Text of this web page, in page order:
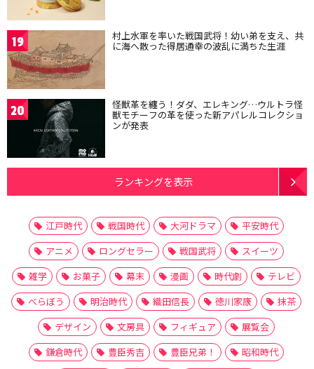
19 村上水軍を率いた戦国武将！幼い弟を支え、共
に海へ散った得居通幸の波乱に満ちた生涯
20 怪獣革を纏う！ダダ、エレキング…ウルトラ怪
獣モチーフの革を使った新アパレルコレクショ
ンが発表
ランキングを表示
江戸時代 戦国時代 大河ドラマ
平安時代
アニメ
ロングセラー 戦国武将
スイーツ
雑学
お菓子 幕末 漫画 時代劇
テレビ
べらぼう
明治時代 織田信長 徳川家康
抹茶
デザイン
文房具 フィギュア
展覧会
鎌倉時代
豊臣秀吉 豊臣兄弟！
昭和時代